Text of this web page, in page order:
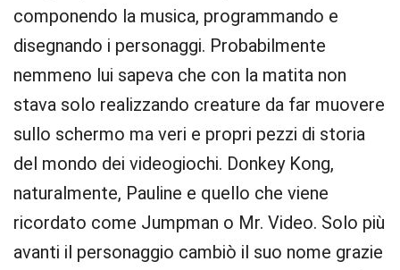
componendo la musica, programmando e
disegnando i personaggi. Probabilmente
nemmeno lui sapeva che con la matita non
stava solo realizzando creature da far muovere
sullo schermo ma veri e propri pezzi di storia
del mondo dei videogiochi. Donkey Kong,
naturalmente, Pauline e quello che viene
ricordato come Jumpman o Mr. Video. Solo più
avanti il personaggio cambiò il suo nome grazie